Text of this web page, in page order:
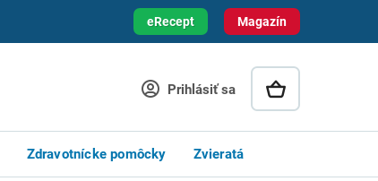
Magazín
eRecept
Prihlásiť sa
Zdravotnícke pomôcky Zvieratá